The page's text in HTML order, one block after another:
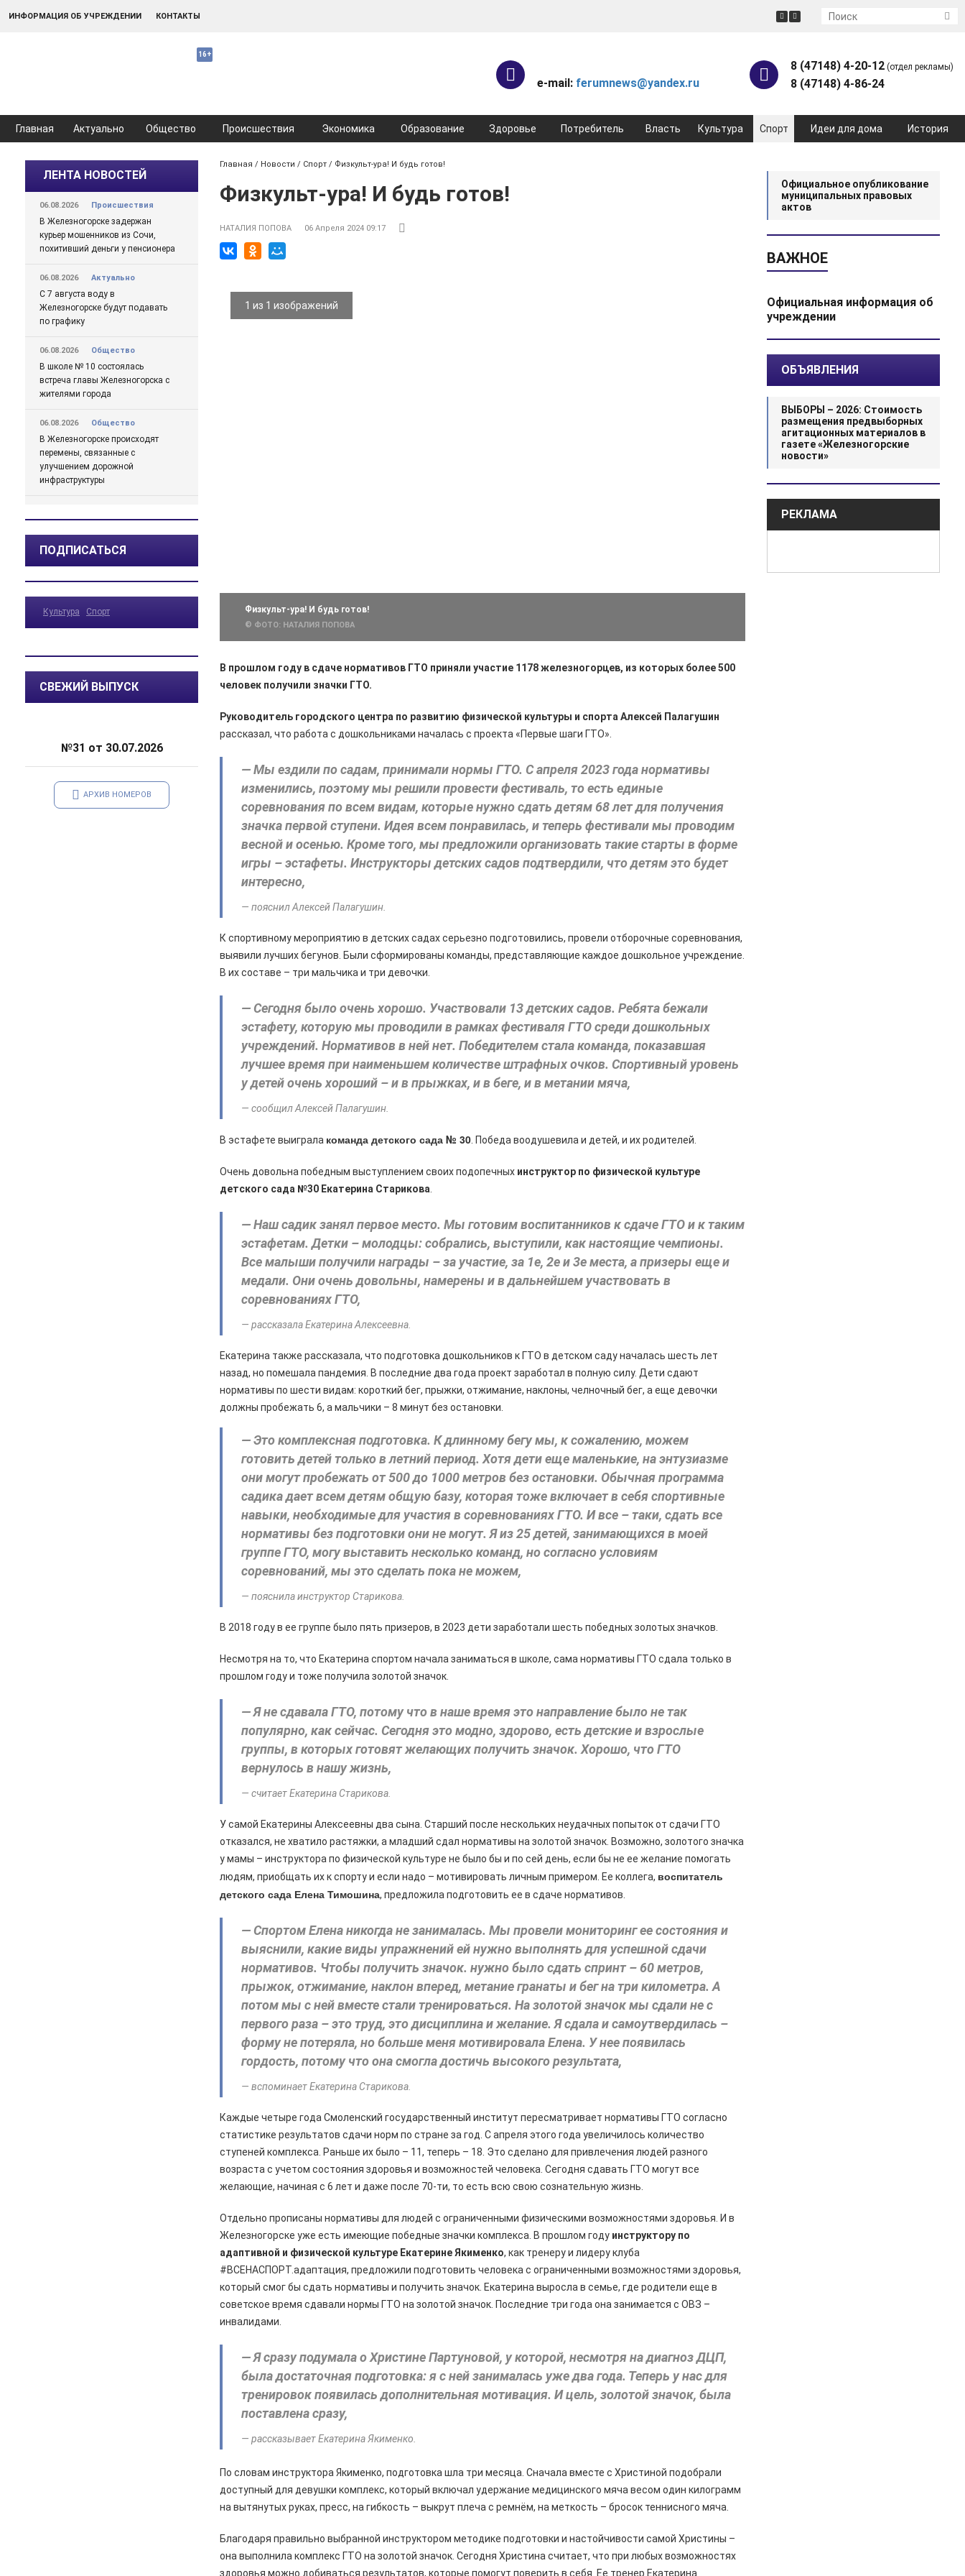
ИНФОРМАЦИЯ ОБ УЧРЕЖДЕНИИ КОНТАКТЫ
e-mail: ferumnews@yandex.ru
8 (47148) 4-20-12 (отдел рекламы)
8 (47148) 4-86-24
Главная Актуально Общество Происшествия Экономика Образование Здоровье Потребитель Власть Культура Спорт Идеи для дома История
ЛЕНТА НОВОСТЕЙ
06.08.2026 Происшествия
В Железногорске задержан
курьер мошенников из Сочи,
похитивший деньги у пенсионера
06.08.2026 Актуально
С 7 августа воду в
Железногорске будут подавать
по графику
06.08.2026 Общество
В школе № 10 состоялась
встреча главы Железногорска с
жителями города
06.08.2026 Общество
В Железногорске происходят
перемены, связанные с
улучшением дорожной
инфраструктуры
некачественный ремонт
автомобиля
06.08.2026 Происшествия
Жительницу Железногорска
05.08.2026 Происшествия
05.08.2026 Спорт
Два «золота» первенства России
ПОДПИСАТЬСЯ
Культура Спорт
СВЕЖИЙ ВЫПУСК
№31 от 30.07.2026
АРХИВ НОМЕРОВ
Главная / Новости / Спорт / Физкульт-ура! И будь готов!
Физкульт-ура! И будь готов!
НАТАЛИЯ ПОПОВА 06 Апреля 2024 09:17
1 из 1 изображений
Физкульт-ура! И будь готов!
© ФОТО: НАТАЛИЯ ПОПОВА
В прошлом году в сдаче нормативов ГТО приняли участие 1178 железногорцев, из которых более 500
человек получили значки ГТО.
Руководитель городского центра по развитию физической культуры и спорта Алексей Палагушин
рассказал, что работа с дошкольниками началась с проекта «Первые шаги ГТО».
— Мы ездили по садам, принимали нормы ГТО. С апреля 2023 года нормативы
изменились, поэтому мы решили провести фестиваль, то есть единые
соревнования по всем видам, которые нужно сдать детям 6­8 лет для получения
значка первой ступени. Идея всем понравилась, и теперь фестивали мы проводим
весной и осенью. Кроме того, мы предложили организовать такие старты в форме
игры – эстафеты. Инструкторы детских садов подтвердили, что детям это будет
интересно,
— пояснил Алексей Палагушин.
К спортивному мероприятию в детских садах серьезно подготовились, провели отборочные соревнования,
выявили лучших бегунов. Были сформированы команды, представляющие каждое дошкольное учреждение.
В их составе – три мальчика и три девочки.
— Сегодня было очень хорошо. Участвовали 13 детских садов. Ребята бежали
эстафету, которую мы проводили в рамках фестиваля ГТО среди дошкольных
учреждений. Нормативов в ней нет. Победителем стала команда, показавшая
лучшее время при наименьшем количестве штрафных очков. Спортивный уровень
у детей очень хороший – и в прыжках, и в беге, и в метании мяча,
— сообщил Алексей Палагушин.
В эстафете выиграла команда детского сада № 30 . Победа воодушевила и детей, и их родителей.
Очень довольна победным выступлением своих подопечных инструктор по физической культуре
детского сада №30 Екатерина Старикова
— Наш садик занял первое место. Мы готовим воспитанников к сдаче ГТО и к таким
эстафетам. Детки – молодцы: собрались, выступили, как настоящие чемпионы.
Все малыши получили награды – за участие, за 1­е, 2­е и 3­е места, а призеры еще и
медали. Они очень довольны, намерены и в дальнейшем участвовать в
соревнованиях ГТО,
— рассказала Екатерина Алексеевна.
Екатерина также рассказала, что подготовка дошкольников к ГТО в детском саду началась шесть лет
назад, но помешала пандемия. В последние два года проект заработал в полную силу. Дети сдают
нормативы по шести видам: короткий бег, прыжки, отжимание, наклоны, челночный бег, а еще девочки
должны пробежать 6, а мальчики – 8 минут без остановки.
— Это комплексная подготовка. К длинному бегу мы, к сожалению, можем
готовить детей только в летний период. Хотя дети еще маленькие, на энтузиазме
они могут пробежать от 500 до 1000 метров без остановки. Обычная программа
садика дает всем детям общую базу, которая тоже включает в себя спортивные
навыки, необходимые для участия в соревнованиях ГТО. И все – таки, сдать все
нормативы без подготовки они не могут. Я из 25 детей, занимающихся в моей
группе ГТО, могу выставить несколько команд, но согласно условиям
соревнований, мы это сделать пока не можем,
— пояснила инструктор Старикова.
В 2018 году в ее группе было пять призеров, в 2023 дети заработали шесть победных золотых значков.
Несмотря на то, что Екатерина спортом начала заниматься в школе, сама нормативы ГТО сдала только в
прошлом году и тоже получила золотой значок.
— Я не сдавала ГТО, потому что в наше время это направление было не так
популярно, как сейчас. Сегодня это модно, здорово, есть детские и взрослые
группы, в которых готовят желающих получить значок. Хорошо, что ГТО
вернулось в нашу жизнь,
— считает Екатерина Старикова.
У самой Екатерины Алексеевны два сына. Старший после нескольких неудачных попыток от сдачи ГТО
отказался, не хватило растяжки, а младший сдал нормативы на золотой значок. Возможно, золотого значка
у мамы – инструктора по физической культуре не было бы и по сей день, если бы не ее желание помогать
людям, приобщать их к спорту и если надо – мотивировать личным примером. Ее коллега, воспитатель
детского сада Елена Тимошина, предложила подготовить ее в сдаче нормативов.
— Спортом Елена никогда не занималась. Мы провели мониторинг ее состояния и
выяснили, какие виды упражнений ей нужно выполнять для успешной сдачи
нормативов. Чтобы получить значок. нужно было сдать спринт – 60 метров,
прыжок, отжимание, наклон вперед, метание гранаты и бег на три километра. А
потом мы с ней вместе стали тренироваться. На золотой значок мы сдали не с
первого раза – это труд, это дисциплина и желание. Я сдала и самоутвердилась –
форму не потеряла, но больше меня мотивировала Елена. У нее появилась
гордость, потому что она смогла достичь высокого результата,
— вспоминает Екатерина Старикова.
Каждые четыре года Смоленский государственный институт пересматривает нормативы ГТО согласно
статистике результатов сдачи норм по стране за год. С апреля этого года увеличилось количество
ступеней комплекса. Раньше их было – 11, теперь – 18. Это сделано для привлечения людей разного
возраста с учетом состояния здоровья и возможностей человека. Сегодня сдавать ГТО могут все
желающие, начиная с 6 лет и даже после 70-­ти, то есть всю свою сознательную жизнь.
Отдельно прописаны нормативы для людей с ограниченными физическими возможностями здоровья. И в
Железногорске уже есть имеющие победные значки комплекса. В прошлом году инструктору по
адаптивной и физической культуре Екатерине Якименко, как тренеру и лидеру клуба
#ВСЕНАСПОРТ.адаптация, предложили подготовить человека с ограниченными возможностями здоровья,
который смог бы сдать нормативы и получить значок. Екатерина выросла в семье, где родители еще в
советское время сдавали нормы ГТО на золотой значок. Последние три года она занимается с ОВЗ –
инвалидами.
— Я сразу подумала о Христине Партуновой, у которой, несмотря на диагноз ДЦП,
была достаточная подготовка: я с ней занималась уже два года. Теперь у нас для
тренировок появилась дополнительная мотивация. И цель, золотой значок, была
поставлена сразу,
— рассказывает Екатерина Якименко.
По словам инструктора Якименко, подготовка шла три месяца. Сначала вместе с Христиной подобрали
доступный для девушки комплекс, который включал удержание медицинского мяча весом один килограмм
на вытянутых руках, пресс, на гибкость – выкрут плеча с ремнём, на меткость – бросок теннисного мяча.
Благодаря правильно выбранной инструктором методике подготовки и настойчивости самой Христины –
она выполнила комплекс ГТО на золотой значок. Сегодня Христина считает, что при любых возможностях
здоровья можно добиваться результатов, которые помогут поверить в себя. Ее тренер Екатерина
Официальное опубликование
муниципальных правовых
актов
ВАЖНОЕ
Официальная информация об
учреждении
ОБЪЯВЛЕНИЯ
ВЫБОРЫ – 2026: Стоимость
размещения предвыборных
агитационных материалов в
газете «Железногорские
новости»
РЕКЛАМА